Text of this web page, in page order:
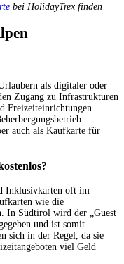
bei HolidayTrex finden
als digitaler oder
Zugang zu Infrastrukturen
Freizeiteinrichtungen.
auch als Kaufkarte für
Inklusivkarten oft im
wie die
In Südtirol wird der „Guest
und ist somit
sich in der Regel, da sie
viel Geld